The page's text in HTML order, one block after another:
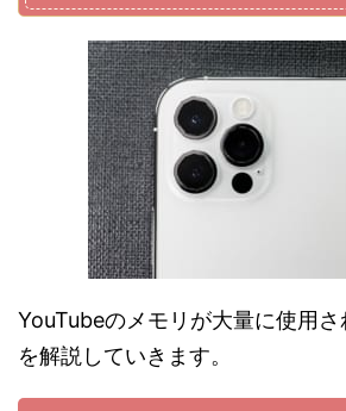
YouTubeのメモリが大量に使用
を解説していきます。